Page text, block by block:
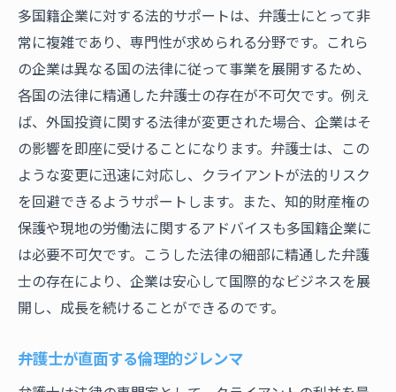
多国籍企業に対する法的サポートは、弁護士にとって非
常に複雑であり、専門性が求められる分野です。これら
の企業は異なる国の法律に従って事業を展開するため、
各国の法律に精通した弁護士の存在が不可欠です。例え
ば、外国投資に関する法律が変更された場合、企業はそ
の影響を即座に受けることになります。弁護士は、この
ような変更に迅速に対応し、クライアントが法的リスク
を回避できるようサポートします。また、知的財産権の
保護や現地の労働法に関するアドバイスも多国籍企業に
は必要不可欠です。こうした法律の細部に精通した弁護
士の存在により、企業は安心して国際的なビジネスを展
開し、成長を続けることができるのです。
弁護士が直面する倫理的ジレンマ